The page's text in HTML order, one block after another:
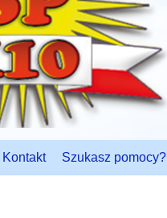
Kontakt Szukasz pomocy?